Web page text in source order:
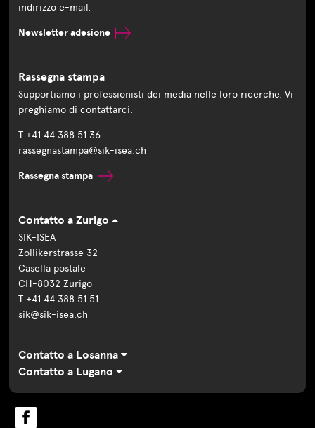
indirizzo e-mail.
Newsletter adesione
Rassegna stampa
Supportiamo i professionisti dei media nelle loro ricerche. Vi
preghiamo di contattarci.
T +41 44 388 51 36
rassegnastampa@sik-isea.ch
Rassegna stampa
Contatto a Zurigo
SIK-ISEA
Zollikerstrasse 32
Casella postale
CH-8032 Zurigo
T +41 44 388 51 51
sik@sik-isea.ch
Contatto a Losanna
Contatto a Lugano